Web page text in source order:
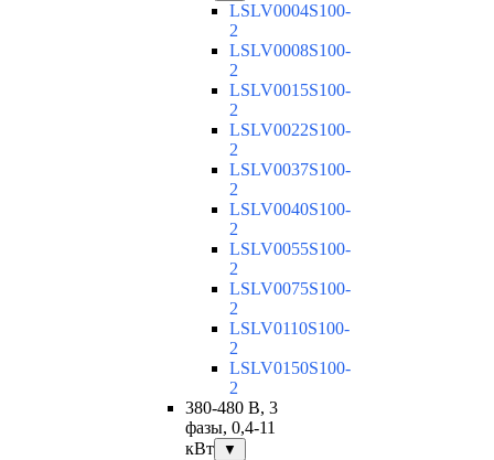
LSLV0004S100-
2
LSLV0008S100-
2
LSLV0015S100-
2
LSLV0022S100-
2
LSLV0037S100-
2
LSLV0040S100-
2
LSLV0055S100-
2
LSLV0075S100-
2
LSLV0110S100-
2
LSLV0150S100-
2
380-480 В, 3
фазы, 0,4-11
кВт
▼